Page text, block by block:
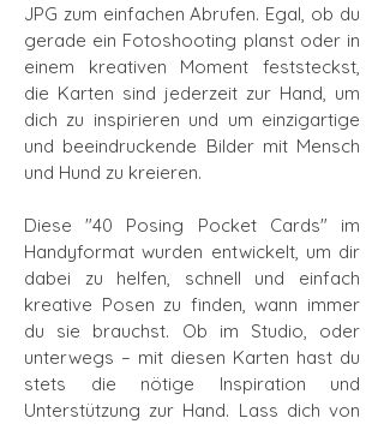
JPG zum einfachen Abrufen. Egal, ob du
gerade ein Fotoshooting planst oder in
einem kreativen Moment feststeckst,
die Karten sind jederzeit zur Hand, um
dich zu inspirieren und um einzigartige
und beeindruckende Bilder mit Mensch
und Hund zu kreieren.
Diese "40 Posing Pocket Cards" im
Handyformat wurden entwickelt, um dir
dabei zu helfen, schnell und einfach
kreative Posen zu finden, wann immer
du sie brauchst. Ob im Studio, oder
unterwegs – mit diesen Karten hast du
stets die nötige Inspiration und
Unterstützung zur Hand. Lass dich von